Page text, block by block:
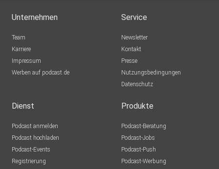
Unternehmen
Team
Karriere
Impressum
Werben auf podcast.de
Service
Newsletter
Kontakt
Presse
Nutzungsbedingungen
Datenschutz
Dienst
Podcast anmelden
Podcast hochladen
Podcast-Events
Registrierung
Produkte
Podcast-Beratung
Podcast-Jobs
Podcast-Push
Podcast-Werbung